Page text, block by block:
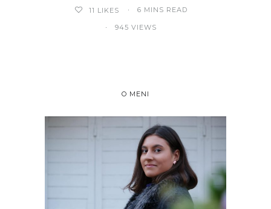
11 LIKES 6 MINS READ
945 VIEWS
O MENI